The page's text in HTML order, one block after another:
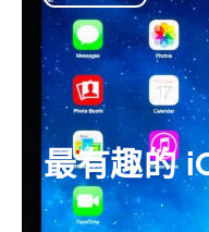
最有趣的